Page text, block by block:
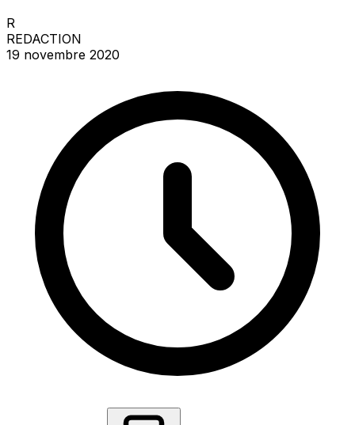
R
REDACTION
19 novembre 2020